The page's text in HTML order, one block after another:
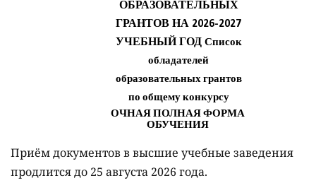
Приём документов в высшие учебные заведения
продлится до 25 августа 2026 года.